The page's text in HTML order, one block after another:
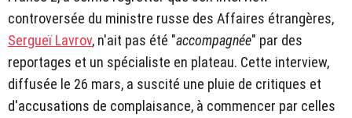
controversée du ministre russe des Affaires étrangères,
Sergueï Lavrov, n'ait pas été "accompagnée" par des
reportages et un spécialiste en plateau. Cette interview,
diffusée le 26 mars, a suscité une pluie de critiques et
d'accusations de complaisance, à commencer par celles